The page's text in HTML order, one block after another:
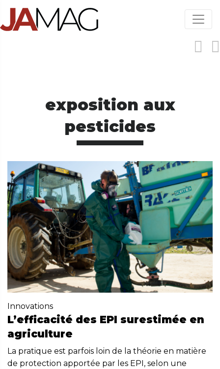
Aller
contenu
exposition aux
pesticides
Innovations
L’efficacité des EPI surestimée en
agriculture
La pratique est parfois loin de la théorie en matière
de protection apportée par les EPI, selon une